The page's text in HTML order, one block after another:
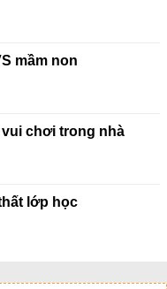
mầm non
chơi trong nhà
lớp học